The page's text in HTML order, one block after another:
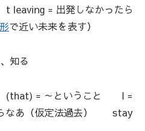
= 出発しなかったら
で近い未来を表す）
知る
= ～ということ I =
なあ（仮定法過去） stay